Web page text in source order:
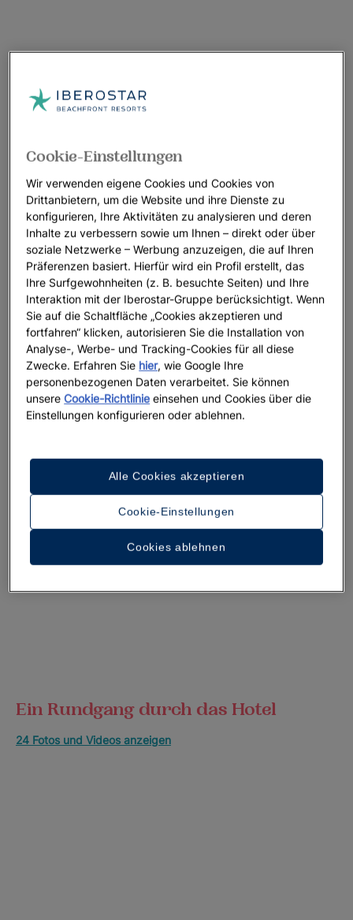
Ein Rundgang durch das Hotel
24 Fotos und Videos anzeigen
Cookie-Einstellungen
Wir verwenden eigene Cookies und Cookies von
Drittanbietern, um die Website und ihre Dienste zu
konfigurieren, Ihre Aktivitäten zu analysieren und deren
Inhalte zu verbessern sowie um Ihnen – direkt oder über
soziale Netzwerke – Werbung anzuzeigen, die auf Ihren
Präferenzen basiert. Hierfür wird ein Profil erstellt, das
Ihre Surfgewohnheiten (z. B. besuchte Seiten) und Ihre
Interaktion mit der Iberostar-Gruppe berücksichtigt. Wenn
Sie auf die Schaltfläche „Cookies akzeptieren und
fortfahren“ klicken, autorisieren Sie die Installation von
Analyse-, Werbe- und Tracking-Cookies für all diese
Zwecke. Erfahren Sie hier, wie Google Ihre
personenbezogenen Daten verarbeitet. Sie können
unsereCookie-Richtlinie einsehen und Cookies über die
Einstellungen konfigurieren oder ablehnen.
Cookie-Einstellungen
Cookies ablehnen
Alle Cookies akzeptieren